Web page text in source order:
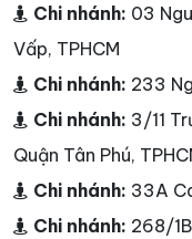
Chi nhánh: 03
Vấp, TPHCM
Chi nhánh: 233
Chi nhánh: 3/11
Quận Tân Phú,
Chi nhánh: 33A
Chi nhánh: 268/